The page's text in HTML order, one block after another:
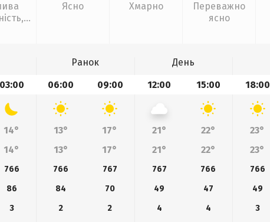
Ясно Хмарно
Переважно
ясно
Ранок День
03:00 06:00 09:00 12:00 15:00 18:00
14° 13° 17° 21° 22° 23°
14° 13° 17° 21° 22° 23°
766 766 767 767 766 766
86 84 70 49 47 49
3 2 2 4 4 3